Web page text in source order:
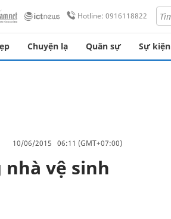
Hotline: 0916118822
Chuyện lạ Quân sự Sự kiện
10/06/2015 06:11 (GMT+07:00)
vệ sinh